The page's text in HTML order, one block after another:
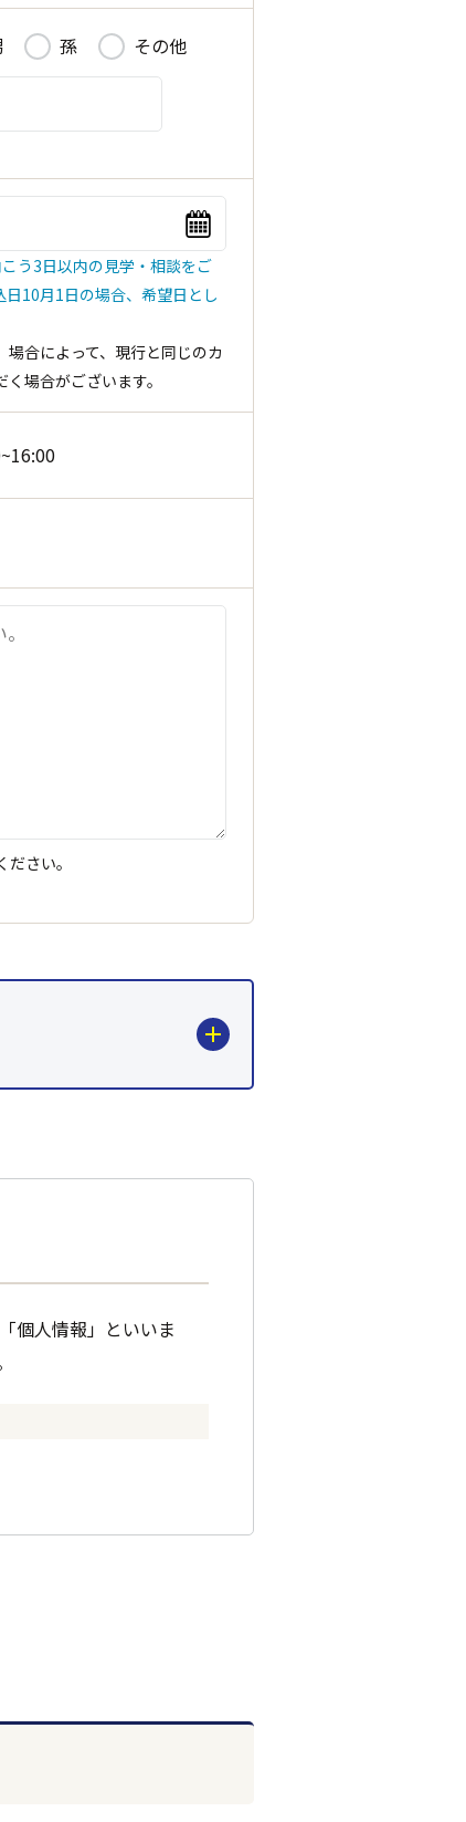
孫 その他
う3日以内の見学・相談をご
10月1日の場合、希望日とし
合によって、現行と同じのカ
場合がございます。
さい。
個人情報」といいま
適切な管理を行います。
また、お客様の個人